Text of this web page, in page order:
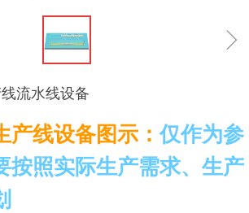
ꁇ
流水线设备
产线设备图示：仅作为参
按照实际生产需求、生产